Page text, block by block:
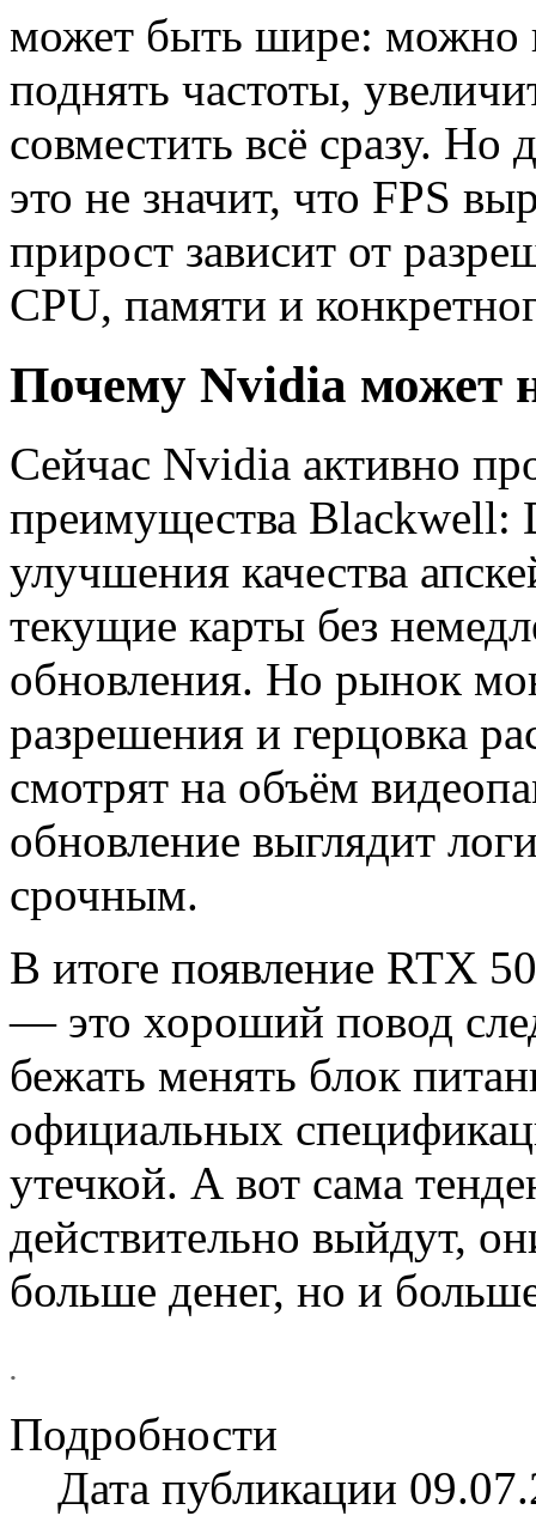
может быть шире: можно
поднять частоты,
совместить всё сразу. Но
это не значит, что FPS
прирост зависит от
CPU, памяти и
Почему Nvidia может
Сейчас Nvidia активно
преимущества Blackwell:
улучшения качества
текущие карты без
обновления. Но рынок
разрешения и герцовка
смотрят на объём
обновление выглядит
срочным.
В итоге появление RTX
— это хороший повод
бежать менять блок
официальных
утечкой. А вот сама
действительно выйдут,
больше денег, но и
.
Подробности
Дата публикации